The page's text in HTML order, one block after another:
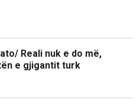
Reali nuk e do më,
e gjigantit turk